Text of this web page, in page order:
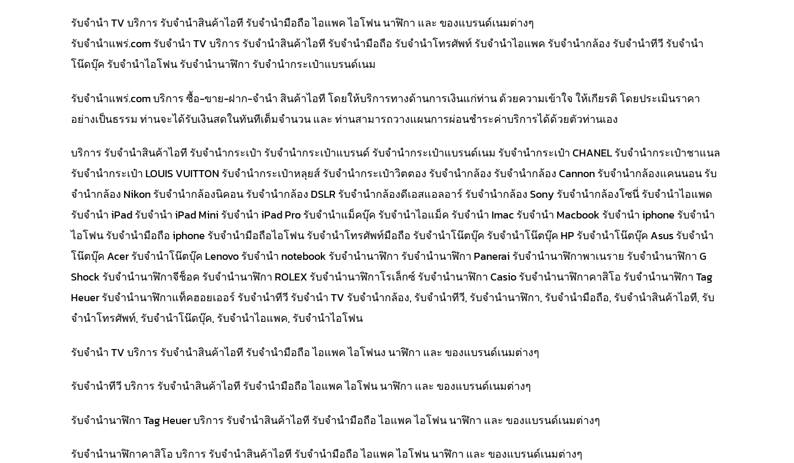
รับจำนำ TV บริการ รับจำนำสินค้าไอที รับจำนำมือถือ ไอแพค ไอโฟน นาฬิกา และ ของแบรนด์เนมต่างๆ
รับจํานําแพร่.com รับจำนำ TV บริการ รับจำนำสินค้าไอที รับจำนำมือถือ รับจำนำโทรศัพท์ รับจำนำไอแพค รับจำนำกล้อง รับจำนำทีวี รับจำนำ
โน๊ดบุ๊ค รับจำนำไอโฟน รับจำนำนาฬิกา รับจำนำกระเป๋าแบรนด์เนม
รับจํานําแพร่.com บริการ ซื้อ-ขาย-ฝาก-จำนำ สินค้าไอที โดยให้บริการทางด้านการเงินแก่ท่าน ด้วยความเข้าใจ ให้เกียรติ โดยประเมินราคา
อย่างเป็นธรรม ท่านจะได้รับเงินสดในทันทีเต็มจำนวน และ ท่านสามารถวางแผนการผ่อนชำระค่าบริการได้ด้วยตัวท่านเอง
บริการ รับจำนำสินค้าไอที รับจำนำกระเป๋า รับจำนำกระเป๋าแบรนด์ รับจำนำกระเป๋าแบรนด์เนม รับจำนำกระเป๋า CHANEL รับจำนำกระเป๋าชาแนล
รับจำนำกระเป๋า LOUIS VUITTON รับจำนำกระเป๋าหลุยส์ รับจำนำกระเป๋าวิตตอง รับจำนำกล้อง รับจำนำกล้อง Cannon รับจำนำกล้องแคนนอน รับ
จำนำกล้อง Nikon รับจำนำกล้องนิคอน รับจำนำกล้อง DSLR รับจำนำกล้องดีเอสแอลอาร์ รับจำนำกล้อง Sony รับจำนำกล้องโซนี่ รับจำนำไอแพด
รับจำนำ iPad รับจำนำ iPad Mini รับจำนำ iPad Pro รับจำนำแม็คบุ๊ค รับจำนำไอแม็ค รับจำนำ Imac รับจำนำ Macbook รับจำนำ iphone รับจำนำ
ไอโฟน รับจำนำมือถือ iphone รับจำนำมือถือไอโฟน รับจำนำโทรศัพท์มือถือ รับจำนำโน๊ตบุ๊ค รับจำนำโน๊ตบุ๊ค HP รับจำนำโน๊ตบุ๊ค Asus รับจำนำ
โน๊ตบุ๊ค Acer รับจำนำโน๊ตบุ๊ค Lenovo รับจำนำ notebook รับจำนำนาฬิกา รับจำนำนาฬิกา Panerai รับจำนำนาฬิกาพาเนราย รับจำนำนาฬิกา G
Shock รับจำนำนาฬิกาจีช็อค รับจำนำนาฬิกา ROLEX รับจำนำนาฬิกาโรเล็กซ์ รับจำนำนาฬิกา Casio รับจำนำนาฬิกาคาสิโอ รับจำนำนาฬิกา Tag
Heuer รับจำนำนาฬิกาแท็คฮอยเออร์ รับจำนำทีวี รับจำนำ TV รับจำนำกล้อง, รับจำนำทีวี, รับจำนำนาฬิกา, รับจำนำมือถือ, รับจำนำสินค้าไอที, รับ
จำนำโทรศัพท์, รับจำนำโน๊ดบุ๊ค, รับจำนำไอแพค, รับจำนำไอโฟน
รับจำนำ TV บริการ รับจำนำสินค้าไอที รับจำนำมือถือ ไอแพค ไอโฟนง นาฬิกา และ ของแบรนด์เนมต่างๆ
รับจำนำทีวี บริการ รับจำนำสินค้าไอที รับจำนำมือถือ ไอแพค ไอโฟน นาฬิกา และ ของแบรนด์เนมต่างๆ
รับจำนำนาฬิกา Tag Heuer บริการ รับจำนำสินค้าไอที รับจำนำมือถือ ไอแพค ไอโฟน นาฬิกา และ ของแบรนด์เนมต่างๆ
รับจำนำนาฬิกาคาสิโอ บริการ รับจำนำสินค้าไอที รับจำนำมือถือ ไอแพค ไอโฟน นาฬิกา และ ของแบรนด์เนมต่างๆ